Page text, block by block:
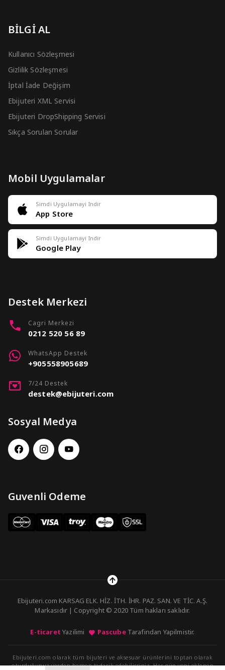
BİLGİ AL
Kullanıcı Sözleşmesi
Gizlilik Sözleşmesi
İptal İade Değişim
Ebijuteri XML Servisi
Ebijuteri DropShipping Servisi
Sıkça Sorulan Sorular
Mobil Uygulamalar
Simdi Uygulamayi Indir
App Store
Simdi Uygulamayi Indir
Google Play
Destek Merkezi
Cagri Merkezi
0212 520 56 89
WhatsApp Destek
+905558905689
7/24 Destek
destek@ebijuteri.com
Sosyal Medya
Guvenli Odeme
Ebijuteri.com KARSAG ELK. HİZ. İTH. İHR. PAZ. SAN. VE TİC. A.Ş.
Markasıdır | Copyright © 2020 Tüm hakları saklıdır.
E-ticaret Yazilimi PascubeTarafindan Yapilmistir.
Ebijuteri.com olarak tüm bijuteri ve aksesuar ürünlerini toptan olarak
oturduğunuz yerden hemen tedarik edebilirsiniz. Her gün yeni eklenen